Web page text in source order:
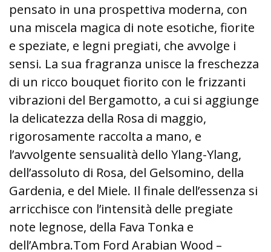
pensato in una prospettiva moderna, con
una miscela magica di note esotiche, fiorite
e speziate, e legni pregiati, che avvolge i
sensi. La sua fragranza unisce la freschezza
di un ricco bouquet fiorito con le frizzanti
vibrazioni del Bergamotto, a cui si aggiunge
la delicatezza della Rosa di maggio,
rigorosamente raccolta a mano, e
l’avvolgente sensualità dello Ylang-Ylang,
dell’assoluto di Rosa, del Gelsomino, della
Gardenia, e del Miele. Il finale dell’essenza si
arricchisce con l’intensità delle pregiate
note legnose, della Fava Tonka e
dell’Ambra.Tom Ford Arabian Wood –